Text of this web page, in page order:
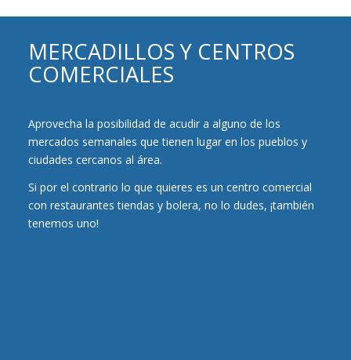
MERCADILLOS Y CENTROS
COMERCIALES
Aprovecha la posibilidad de acudir a alguno de los
mercados semanales que tienen lugar en los pueblos y
ciudades cercanos al área.
Si por el contrario lo que quieres es un centro comercial
con restaurantes tiendas y bolera, no lo dudes, ¡también
tenemos uno!